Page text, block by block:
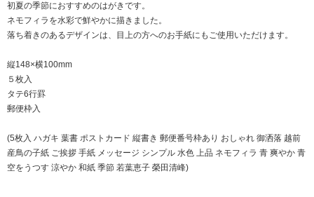
初夏の季節におすすめのはがきです。
ネモフィラを水彩で鮮やかに描きました。
落ち着きのあるデザインは、目上の方へのお手紙にもご使用いただけます。
縦148×横100mm
５枚入
タテ6行罫
郵便枠入
(5枚入 ハガキ 葉書 ポストカード 縦書き 郵便番号枠あり おしゃれ 御洒落 越前
産鳥の子紙 ご挨拶 手紙 メッセージ シンプル 水色 上品 ネモフィラ 青 爽やか 青
空をうつす 涼やか 和紙 季節 若葉恵子 榮田清峰)